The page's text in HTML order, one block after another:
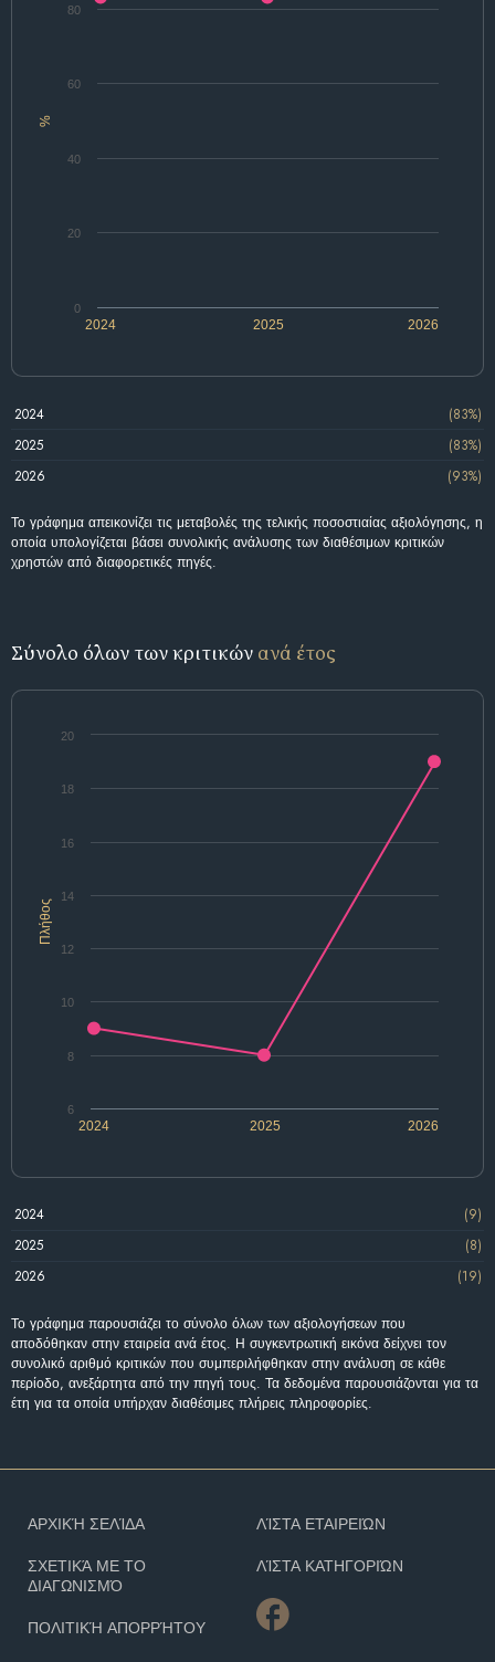
%
2024 2025 2026
0
20
40
60
80
2024
(83%)
2025
(83%)
2026
(93%)
Το γράφημα απεικονίζει τις μεταβολές της τελικής ποσοστιαίας αξιολόγησης, η
οποία υπολογίζεται βάσει συνολικής ανάλυσης των διαθέσιμων κριτικών
χρηστών από διαφορετικές πηγές.
Σύνολο όλων των κριτικών ανά έτος
Πλήθος
2024 2026
2025
6
8
10
12
14
16
18
20
2024
(9)
2025
(8)
2026
(19)
Το γράφημα παρουσιάζει το σύνολο όλων των αξιολογήσεων που
αποδόθηκαν στην εταιρεία ανά έτος. Η συγκεντρωτική εικόνα δείχνει τον
συνολικό αριθμό κριτικών που συμπεριλήφθηκαν στην ανάλυση σε κάθε
περίοδο, ανεξάρτητα από την πηγή τους. Τα δεδομένα παρουσιάζονται για τα
έτη για τα οποία υπήρχαν διαθέσιμες πλήρεις πληροφορίες.
ΑΡΧΙΚΉ ΣΕΛΊΔΑ
ΣΧΕΤΙΚΆ ΜΕ ΤΟ
ΔΙΑΓΩΝΙΣΜΌ
ΠΟΛΙΤΙΚΉ ΑΠΟΡΡΉΤΟΥ
ΛΊΣΤΑ ΕΤΑΙΡΕΙΏΝ
ΛΊΣΤΑ ΚΑΤΗΓΟΡΙΏΝ